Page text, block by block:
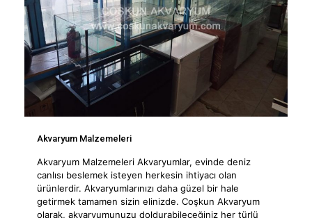
Akvaryum Malzemeleri
Akvaryum Malzemeleri Akvaryumlar, evinde deniz
canlısı beslemek isteyen herkesin ihtiyacı olan
ürünlerdir. Akvaryumlarınızı daha güzel bir hale
getirmek tamamen sizin elinizde. Coşkun Akvaryum
olarak, akvaryumunuzu doldurabileceğiniz her türlü